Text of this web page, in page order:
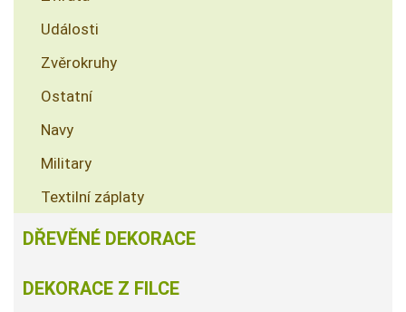
Události
Zvěrokruhy
Ostatní
Navy
Military
Textilní záplaty
DŘEVĚNÉ DEKORACE
DEKORACE Z FILCE